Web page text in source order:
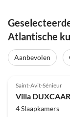
Atlantische
Aanbevolen
Saint-Avit-Sénieur
Villa DUXCAAR
4 Slaapkamers